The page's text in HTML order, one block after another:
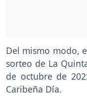
Del mismo modo,
sorteo de La
de octubre de
Caribeña Día.